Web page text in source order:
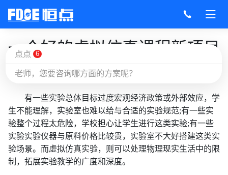
一个好的虚拟仿真课程新项目
作者：恒点VR 来源：恒点虚拟仿真 2022-09-21 09:27
有一些实验总体目标过度宏观经济政策或外部效应，学
生不能理解，实验室也难以给与合适的实验规范;有一些实
验整个过程太危险，学校担心让学生进行这类实验;有一些
实验实验仪器与原料价格比较贵，实验室不大好搭建这类实
验场景。而虚拟仿真实验，则可以处理物理现实生活中的限
制，拓展实验教学的广度和深度。
点点 6
老师，您要咨询哪方面的方案呢？